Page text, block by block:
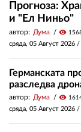
Прогноза:
и "Ел Ниньо"
автор: Дума visibility
сряда, 05 Август 2026 /
Германската
разследва
автор: Дума visibility
сряда, 05 Август 2026 /